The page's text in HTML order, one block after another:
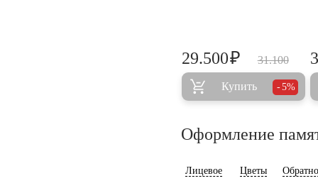
31.100
29.500₽
Купить 5%
Оформление
Лицевое Цветы